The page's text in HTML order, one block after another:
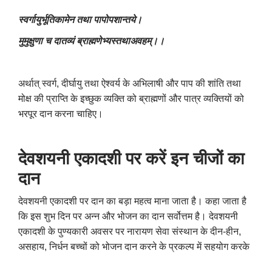
स्वर्गायुर्भूतिकामेन तथा पापोपशान्तये।
मुमुक्षुणा च दातव्यं ब्राह्मणेभ्यस्तथाअवहम्।।
अर्थात् स्वर्ग,दीर्घायु तथा ऐश्वर्य के अभिलाषी और पाप की शांति तथा
मोक्ष की प्राप्ति के इच्छुक व्यक्ति को ब्राह्मणों और पात्र व्यक्तियों को
भरपूर दान करना चाहिए।
देवशयनी एकादशी पर करें इन चीजों का
दान
देवशयनी एकादशी पर दान का बड़ा महत्व माना जाता है। कहा जाता है
कि इस शुभ दिन पर अन्न और भोजन का दान सर्वोत्तम है। देवशयनी
एकादशी के पुण्यकारी अवसर पर नारायण सेवा संस्थान के दीन-हीन,
असहाय,निर्धन बच्चों को भोजन दान करने के प्रकल्प में सहयोग करके